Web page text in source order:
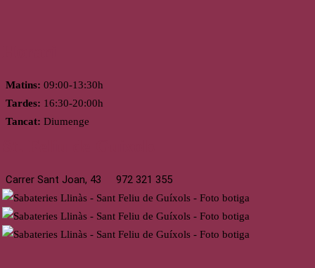
Matins: 09:00-13:30h
Tardes: 16:30-20:00h
Tancat: Diumenge
Carrer Sant Joan, 43 972 321 355